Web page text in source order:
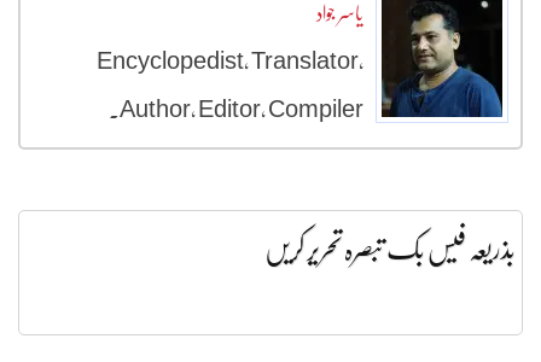
یاسر جواد
Encyclopedist, Translator,
Author, Editor, Compiler.
بذریعہ فیس بک تبصرہ تحریر کریں